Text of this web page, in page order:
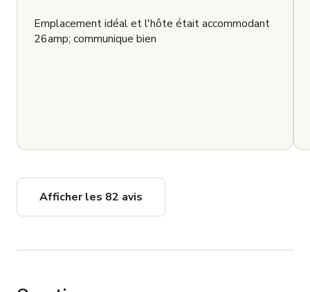
Emplacement idéal et l'hôte était accommodant
26amp; communique bien
Afficher les 82 avis